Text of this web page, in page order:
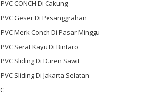
CONCH Di Cakung
Geser Di Pesanggrahan
Merk Conch Di Pasar Minggu
Serat Kayu Di Bintaro
Sliding Di Duren Sawit
Sliding Di Jakarta Selatan